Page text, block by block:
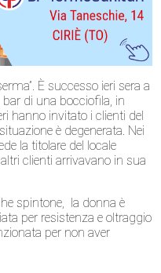
È successo ieri sera a
di una bocciofila, in
hanno invitato i clienti del
è degenerata. Nei
la titolare del locale
clienti arrivavano in sua
spintone, la donna è
per resistenza e oltraggio
per non aver